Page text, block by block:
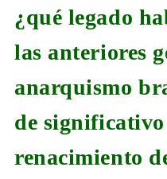
¿qué legado
las anteriores
anarquismo
de
renacimiento